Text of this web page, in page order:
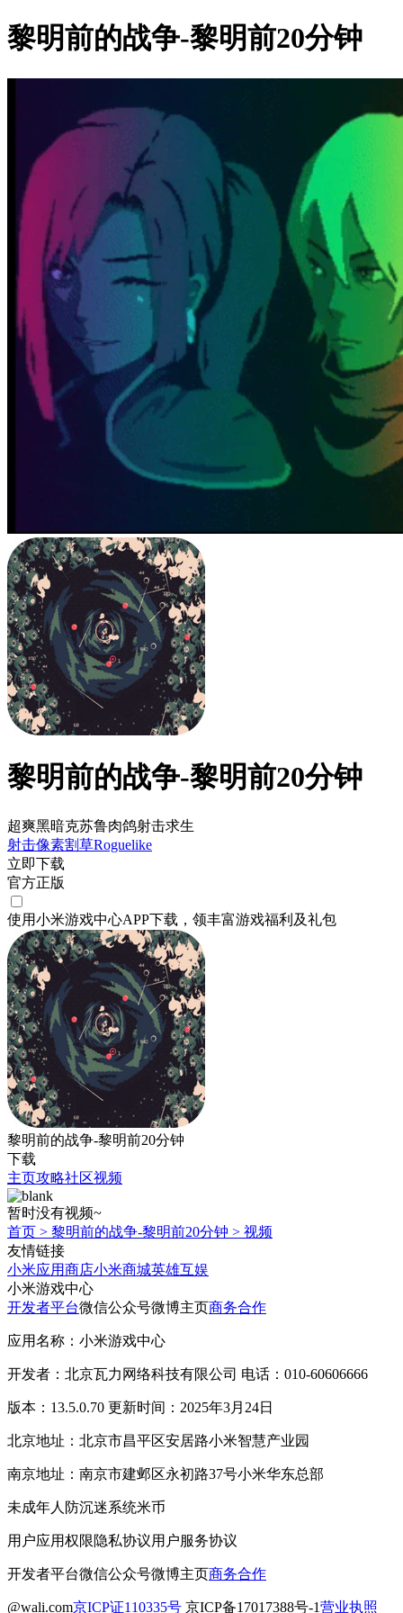
黎明前的战争-黎明前20分钟
黎明前的战争-黎明前20分钟
超爽黑暗克苏鲁肉鸽射击求生
射击像素割草Roguelike
立即下载
官方正版
使用小米游戏中心APP下载 ，领丰富游戏福利 及礼包
黎明前的战争-黎明前20分钟
下载
主页攻略社区视频
暂时没有视频~
首页 > 黎明前的战争-黎明前20分钟 > 视频
友情链接
小米应用商店小米商城英雄互娱
小米游戏中心
开发者平台微信公众号微博主页商务合作
应用名称：小米游戏中心
开发者：北京瓦力网络科技有限公司 电话：010-60606666
版本：13.5.0.70 更新时间：2025年3月24日
北京地址：北京市昌平区安居路小米智慧产业园
南京地址：南京市建邺区永初路37号小米华东总部
未成年人防沉迷系统米币
用户应用权限隐私协议用户服务协议
开发者平台微信公众号微博主页商务合作
@wali.com京ICP证110335号 京ICP备17017388号-1营业执照